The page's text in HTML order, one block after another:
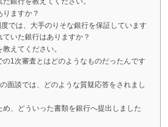
ますか？
では、大手のりそな銀行を保証しています
いた銀行はありますか？
えてください。
の1次審査とはどのようなものだったんです
面談では、どのような質疑応答をされまし
め、どういった書類を銀行へ提出しました